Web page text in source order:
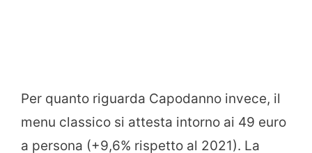
Per quanto riguarda Capodanno invece, il
menu classico si attesta intorno ai 49 euro
a persona (+9,6% rispetto al 2021). La